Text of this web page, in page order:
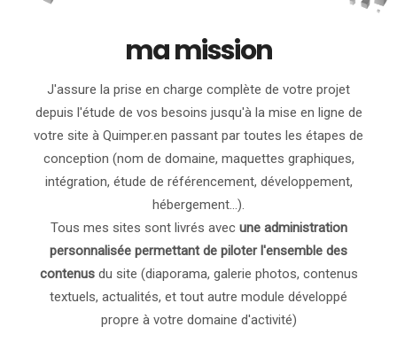
ma mission
J'assure la prise en charge complète de votre projet
depuis l'étude de vos besoins jusqu'à la mise en ligne de
votre site à Quimper.en passant par toutes les étapes de
conception (nom de domaine, maquettes graphiques,
intégration, étude de référencement, développement,
hébergement...).
Tous mes sites sont livrés avec une administration
personnalisée permettant de piloter l'ensemble des
contenusdu site (diaporama, galerie photos, contenus
textuels, actualités, et tout autre module développé
propre à votre domaine d'activité)